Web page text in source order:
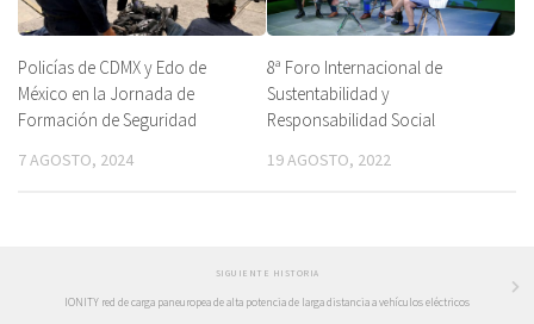
Policías de CDMX y Edo de
México en la Jornada de
Formación de Seguridad
7 AGOSTO, 2024
8ª Foro Internacional de
Sustentabilidad y
Responsabilidad Social
19 AGOSTO, 2022
SIGUIENTE HISTORIA
IONITY red de carga paneuropea de alta potencia de larga distancia a vehículos eléctricos